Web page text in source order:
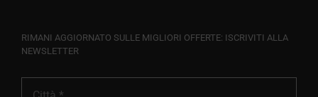
RIMANI AGGIORNATO SULLE MIGLIORI OFFERTE: ISCRIVITI ALLA
NEWSLETTER